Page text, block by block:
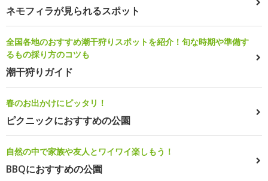
ネモフィラが見られるスポット
全国各地のおすすめ潮干狩りスポットを紹介！旬な時期や準備す
るもの採り方のコツも
潮干狩りガイド
春のお出かけにピッタリ！
ピクニックにおすすめの公園
自然の中で家族や友人とワイワイ楽しもう！
BBQにおすすめの公園